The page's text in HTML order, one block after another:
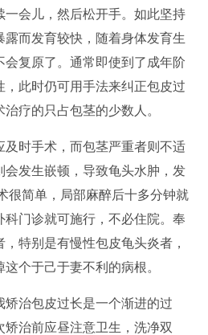
一会儿，然后松开手。如此坚持
而发育较快，随着身体发育生
复原了。通常即使到了成年阶
此时仍可用手法来纠正包皮过
疗的只占包茎的少数人。
时手术，而包茎严重者则不适
会发生嵌顿，导致龟头水肿，发
很简单，局部麻醉后十多分钟就
门诊就可施行，不必住院。奉
特别是有慢性包皮龟头炎者，
个于己于妻不利的病根。
治包皮过长是一个渐进的过
治前应昼注意卫生，洗净双